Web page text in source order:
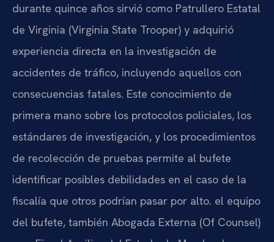
durante quince años sirvió como Patrullero Estatal
de Virginia (Virginia State Trooper) y adquirió
experiencia directa en la investigación de
accidentes de tráfico, incluyendo aquellos con
consecuencias fatales. Este conocimiento de
primera mano sobre los protocolos policiales, los
estándares de investigación, y los procedimientos
de recolección de pruebas permite al bufete
identificar posibles debilidades en el caso de la
fiscalía que otros podrían pasar por alto. el equipo
del bufete, también Abogada Externa (Of Counsel)